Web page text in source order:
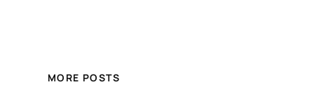
MORE POSTS